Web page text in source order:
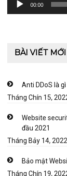
00:00
BÀI VIẾT MỚI
Anti DDoS là
Tháng Chín 15,
Website
đầu 2021
Tháng Bảy 14, 2022
Bảo mật
Tháng Chín 19,